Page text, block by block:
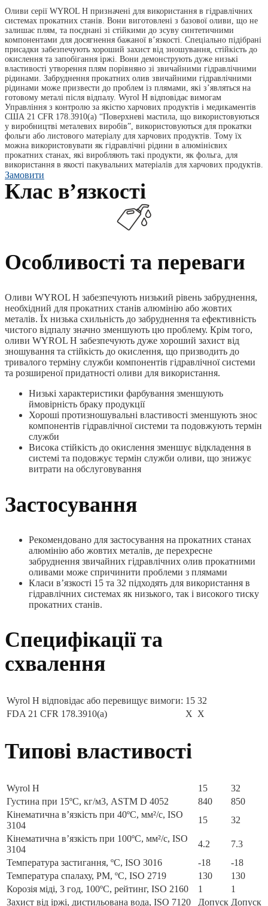
Оливи серії WYROL H призначені для використання в гідравлічних
системах прокатних станів. Вони виготовлені з базової оливи, що не
залишає плям, та поєднані зі стійкими до зсуву синтетичними
компонентами для досягнення бажаної в’язкості. Спеціально підібрані
присадки забезпечують хороший захист від зношування, стійкість до
окислення та запобігання іржі. Вони демонструють дуже низькі
властивості утворення плям порівняно зі звичайними гідравлічними
рідинами. Забруднення прокатних олив звичайними гідравлічними
рідинами може призвести до проблем із плямами, які з’являться на
готовому металі після відпалу. Wyrol H відповідає вимогам
Управління з контролю за якістю харчових продуктів і медикаментів
США 21 CFR 178.3910(a) “Поверхневі мастила, що використовуються
у виробництві металевих виробів”, використовуються для прокатки
фольги або листового матеріалу для харчових продуктів. Тому їх
можна використовувати як гідравлічні рідини в алюмінієвих
прокатних станах, які виробляють такі продукти, як фольга, для
використання в якості пакувальних матеріалів для харчових продуктів.
Замовити
Клас вʼязкості
Особливості та переваги
Оливи WYROL H забезпечують низький рівень забруднення,
необхідний для прокатних станів алюмінію або жовтих
металів. Їх низька схильність до забруднення та ефективність
чистого відпалу значно зменшують цю проблему. Крім того,
оливи WYROL H забезпечують дуже хороший захист від
зношування та стійкість до окислення, що призводить до
тривалого терміну служби компонентів гідравлічної системи
та розширеної придатності оливи для використання.
Низькі характеристики фарбування зменшують
ймовірність браку продукції
Хороші протизношувальні властивості зменшують знос
компонентів гідравлічної системи та подовжують термін
служби
Висока стійкість до окислення зменшує відкладення в
системі та подовжує термін служби оливи, що знижує
витрати на обслуговування
Застосування
Рекомендовано для застосування на прокатних станах
алюмінію або жовтих металів, де перехресне
забруднення звичайних гідравлічних олив прокатними
оливами може спричинити проблеми з плямами
Класи в’язкості 15 та 32 підходять для використання в
гідравлічних системах як низького, так і високого тиску
прокатних станів.
Специфікації та
схвалення
Wyrol H відповідає або перевищує вимоги: 15 32
FDA 21 CFR 178.3910(a)
Х Х
Типові властивості
Wyrol H 15
32
Густина при 15ºC, кг/м3, ASTM D 4052
840
850
Кінематична в’язкість при 40ºC, мм²/с, ISO
3104
15
32
Кінематична в’язкість при 100ºC, мм²/с, ISO
3104
4.2
7.3
Температура застигання, ºC, ISO 3016
-18
-18
Температура спалаху, PM, ºC, ISO 2719
130
130
Корозія міді, 3 год, 100ºC, рейтинг, ISO 2160
1
1
Захист від іржі, дистильована вода, ISO 7120
Допуск Допуск